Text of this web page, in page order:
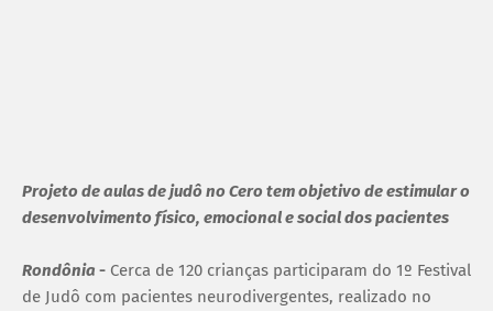
Projeto de aulas de judô no Cero tem objetivo de estimular o
desenvolvimento físico, emocional e social dos pacientes
Rondônia - Cerca de 120 crianças participaram do 1º Festival
de Judô com pacientes neurodivergentes, realizado no